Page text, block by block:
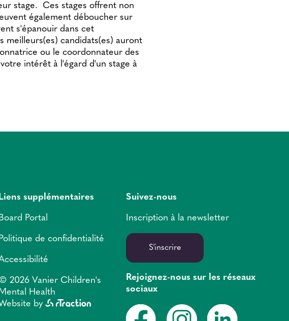
stage. Ces stages offrent non
également déboucher sur
s'épanouir dans cet
candidats(es) auront
ou le coordonnateur des
intérêt à l'égard d'un stage à
Liens supplémentaires
Board Portal
Politique de confidentialité
2026 Vanier Children's
Mental Health
by
Suivez-nous
Inscription à la newsletter
S'inscrire
Rejoignez-nous sur les réseaux
sociaux